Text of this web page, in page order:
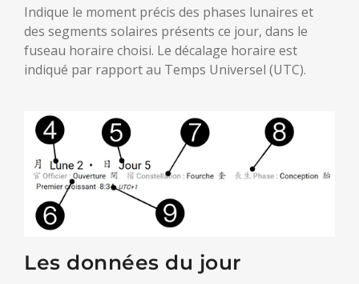
Indique le moment précis des phases lunaires et
des segments solaires présents ce jour, dans le
fuseau horaire choisi. Le décalage horaire est
indiqué par rapport au Temps Universel (UTC).
Les données du jour